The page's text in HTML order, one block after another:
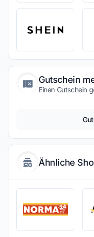
Gutschein
Einen Gutschein
Ähnliche